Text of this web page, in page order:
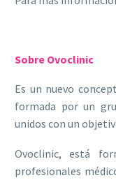
Sobre Ovoclinic
Es un nuevo
formada por un
unidos con un
Ovoclinic, está
profesionales